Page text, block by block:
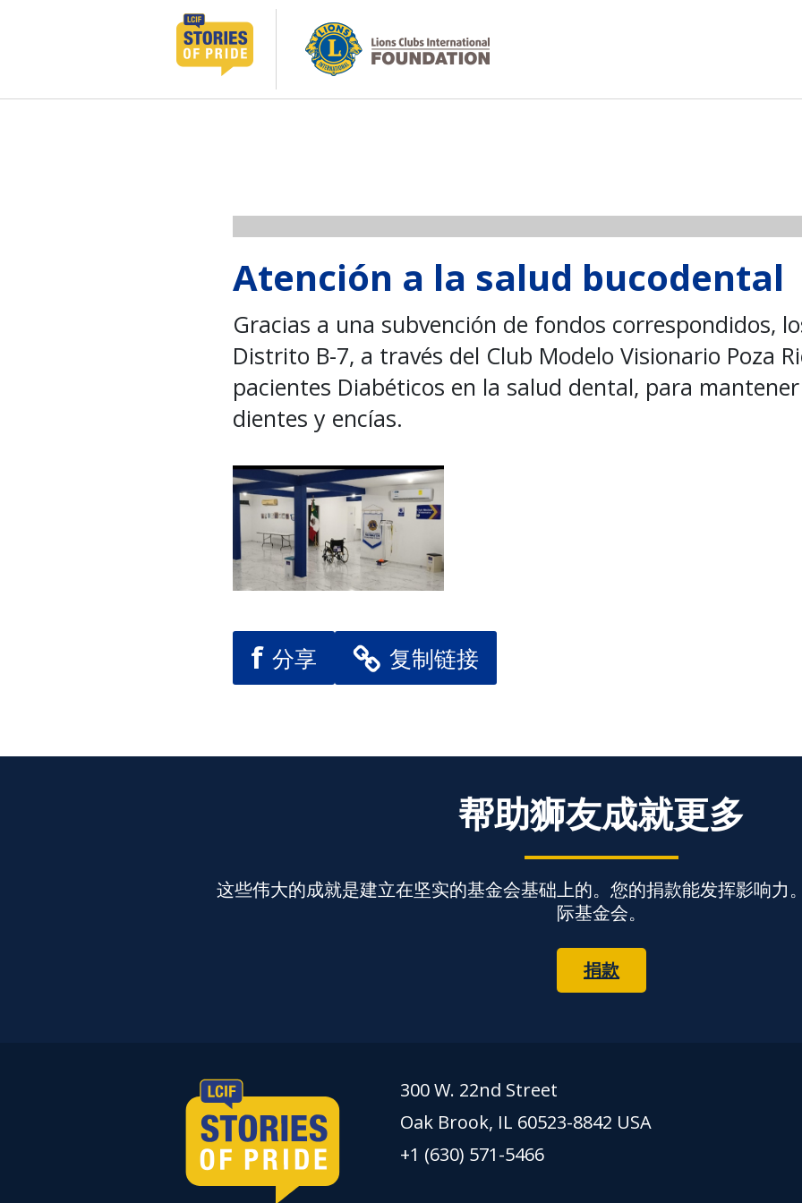
Atención a la salud bucodental
Gracias a una subvención de fondos correspondidos,
Distrito B-7, a través del Club Modelo Visionario Poza
pacientes Diabéticos en la salud dental, para
dientes y encías.
f 分享 复制链接
帮助狮友成就更多
这些伟大的成就是建立在坚实的基金会基础上的。您的捐款能发挥影响力
际基金会。
捐款
300 W. 22nd Street
Oak Brook, IL 60523-8842 USA
+1 (630) 571-5466